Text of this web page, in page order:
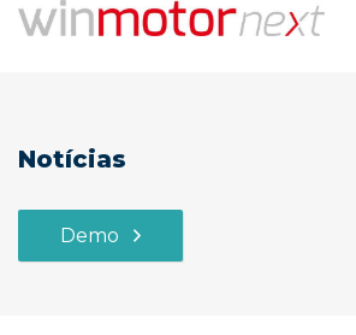
Notícias
Demo